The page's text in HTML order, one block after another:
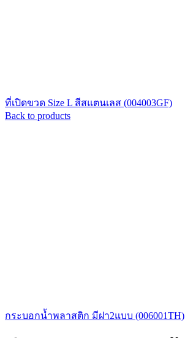
ที่เปิดขวด Size L สีสแตนเลส (004003GF)
Back to products
กระบอกน้ำพลาสติก มีฝา2แบบ (006001TH)